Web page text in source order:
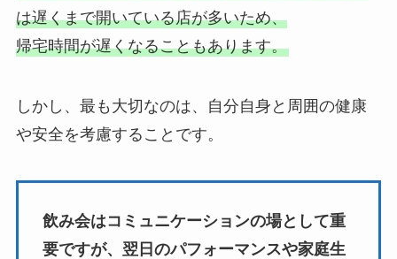
は遅くまで開いている店が多いため、
帰宅時間が遅くなることもあります。
しかし、最も大切なのは、自分自身と周囲の健康
や安全を考慮することです。
飲み会はコミュニケーションの場として重
要ですが、翌日のパフォーマンスや家庭生